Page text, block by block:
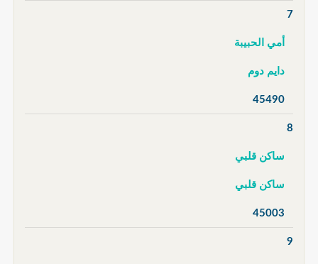
7
أمي الحبيبة
دايم دوم
45490
8
ساكن قلبي
ساكن قلبي
45003
9